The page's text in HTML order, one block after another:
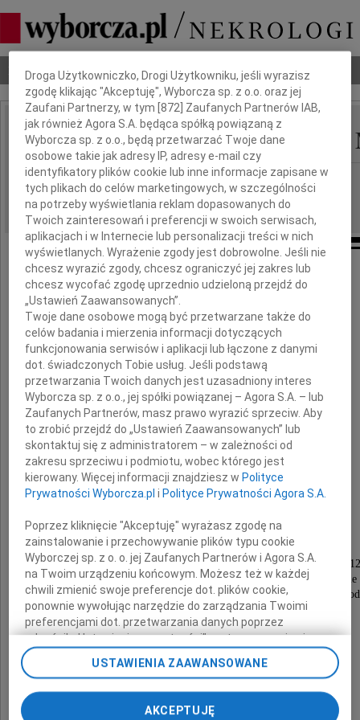
Nekrologi Odeszli Poradnik pogrzebowy
IMIĘ I NAZWISKO: Helena z Potockich von
REGION: Warszawa
DATA EMISJI: 21.01.2026
Helena z Potockich
von Mauberg
córka Romana Potockiego z Antonin
zmarła w Warszawie w wieku 92 lat
Msza święta żałobna celebrowana będzie
w poniedziałek 26 stycznia 2026 roku o godzinie
w Kościele Sióstr Wizytek przy ul. Krakowskie Przedmieście
pogrzeb na Cmentarzu Powązkowskim rozpocznie się o
VI brama od ul. Ostroroga
o czym ze smutkiem zawiadamia
Rodzina i grono przyjaciół z Łancuta
Dbamy o Twoją prywatność
Droga Użytkowniczko, Drogi Użytkowniku, jeśli wyrazisz
zgodę klikając "Akceptuję", Wyborcza sp. z o.o. oraz jej
Zaufani Partnerzy, w tym [872 ] Zaufanych Partnerów IAB,
jak również Agora S.A. będąca spółką powiązaną z
Wyborcza sp. z o.o., będą przetwarzać Twoje dane
osobowe takie jak adresy IP, adresy e-mail czy
identyfikatory plików cookie lub inne informacje zapisane w
tych plikach do celów marketingowych, w szczególności
na potrzeby wyświetlania reklam dopasowanych do
Twoich zainteresowań i preferencji w swoich serwisach,
aplikacjach i w Internecie lub personalizacji treści w nich
wyświetlanych. Wyrażenie zgody jest dobrowolne. Jeśli nie
chcesz wyrazić zgody, chcesz ograniczyć jej zakres lub
chcesz wycofać zgodę uprzednio udzieloną przejdź do
„Ustawień Zaawansowanych”.
Twoje dane osobowe mogą być przetwarzane także do
celów badania i mierzenia informacji dotyczących
funkcjonowania serwisów i aplikacji lub łączone z danymi
dot. świadczonych Tobie usług. Jeśli podstawą
przetwarzania Twoich danych jest uzasadniony interes
Wyborcza sp. z o.o., jej spółki powiązanej – Agora S.A. – lub
Zaufanych Partnerów, masz prawo wyrazić sprzeciw. Aby
to zrobić przejdź do „Ustawień Zaawansowanych” lub
skontaktuj się z administratorem – w zależności od
zakresu sprzeciwu i podmiotu, wobec którego jest
kierowany. Więcej informacji znajdziesz w Polityce
Prywatności Wyborcza.pl i Polityce Prywatności Agora S.A.
Poprzez kliknięcie "Akceptuję" wyrażasz zgodę na
zainstalowanie i przechowywanie plików typu cookie
Wyborczej sp. z o. o. jej Zaufanych Partnerów i Agora S.A.
na Twoim urządzeniu końcowym. Możesz też w każdej
chwili zmienić swoje preferencje dot. plików cookie,
ponownie wywołując narzędzie do zarządzania Twoimi
preferencjami dot. przetwarzania danych poprzez
odnośnik „Ustawienia prywatności” w stopce serwisu i
przechodząc do sekcji „Ustawienia zaawansowane”.
Zmiana ustawień plików cookie możliwa jest także za
USTAWIENIA ZAAWANSOWANE
AKCEPTUJĘ